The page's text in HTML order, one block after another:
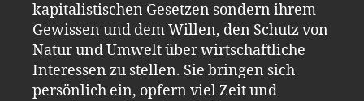
kapitalistischen Gesetzen sondern ihrem
Gewissen und dem Willen, den Schutz von
Natur und Umwelt über wirtschaftliche
Interessen zu stellen. Sie bringen sich
persönlich ein, opfern viel Zeit und